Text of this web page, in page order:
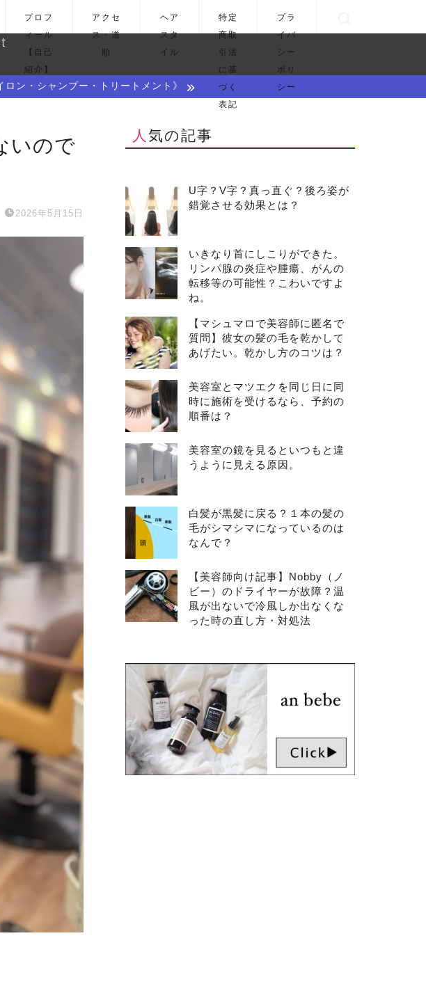
プロフ
ィール
【自己
紹介】
アクセ
ス・道
順
ヘア
スタ
イル
特定
商取
引法
に基
づく
表記
プラ
イバ
シー
ポリ
シー
ン・シャンプー・トリートメント》
いので
2026年5月15日
人気の記事
U字？V字？真っ直ぐ？後ろ姿が
錯覚させる効果とは？
いきなり首にしこりができた。
リンパ腺の炎症や腫瘍、がんの
転移等の可能性？こわいですよ
ね。
【マシュマロで美容師に匿名で
質問】彼女の髪の毛を乾かして
あげたい。乾かし方のコツは？
美容室とマツエクを同じ日に同
時に施術を受けるなら、予約の
順番は？
美容室の鏡を見るといつもと違
うように見える原因。
白髪が黒髪に戻る？１本の髪の
毛がシマシマになっているのは
なんで？
【美容師向け記事】Nobby（ノ
ビー）のドライヤーが故障？温
風が出ないで冷風しか出なくな
った時の直し方・対処法